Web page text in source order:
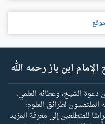
ابن باز رحمه الله
الشيخ، وعطائه العلمي،
لطرائق العلوم؛
للمتطلعين إلى معرفة المزيد